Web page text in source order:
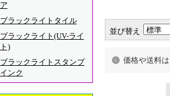
ア
ブラックライトタイル
ブラックライト(UV-ライ
ト)
ブラックライトスタンプ
インク
並び替え
価格や送料